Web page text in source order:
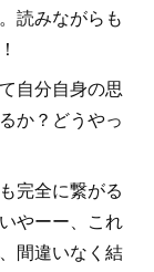
読みながらも
自分自身の思
か？どうやっ
完全に繋がる
やーー、これ
間違いなく結